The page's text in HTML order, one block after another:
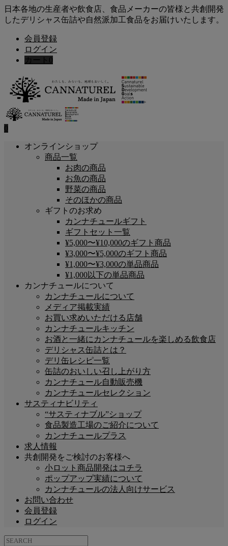
日本各地の生産者や飲食店、食品メーカーの皆様と共創開発
したデリシャス缶詰や自然派加工食品をお届けいたします。
会員登録
ログイン
カート 0
0
オンラインショップ
商品一覧
お肉の商品
お魚の商品
野菜の商品
そのほかの商品
ギフトのお求め
カンナチュールギフト
ギフトセット一覧
¥5,000〜¥10,000のギフト商品
¥3,000〜¥5,000のギフト商品
¥1,000〜¥3,000の単品商品
¥1,000以下の単品商品
カンナチュールについて
カンナチュールについて
メディア掲載実績
お買い求めいただける店舗
カンナチュールキッチン
お酒と一緒にカンナチュールを楽しめる飲食店
デリシャス缶詰とは？
デリ缶レシピ一覧
缶詰のおいしい召し上がり方
カンナチュール自動販売機
カンナチュールセレクション
サスティナビリティ
“サスティナブル”ショップ
食品製造工場のご紹介について
カンナチュールプラス
求人情報
共創開発をご検討のお客様へ
小ロット商品開発はコチラ
ポップアップ実績について
カンナチュールの法人向けサービス
お問い合わせ
会員登録
ログイン